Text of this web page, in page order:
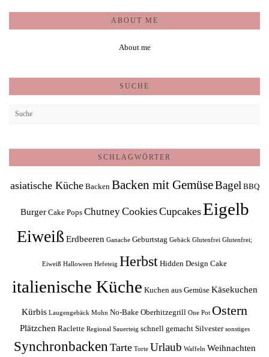
ABOUT ME
About me
SUCHE
SCHLAGWÖRTER
asiatische Küche Backen Backen mit GemüseBagel BBQ
Burger Cake Pops ChutneyCookiesCupcakesEigelb
Eiweiß Erdbeeren Ganache Geburtstag Gebäck Glutenfrei Glutenfrei;
Eiweiß Halloween Hefeteig Herbst Hidden Design Cake
italienische Küche Kuchen aus Gemüse Käsekuchen
Kürbis Laugengebäck Mohn No-Bake Oberhitzegrill One Pot Ostern
Plätzchen Raclette Regional Sauerteig schnell gemacht Silvester sonstiges
Synchronbacken Tarte Torte Urlaub Waffeln Weihnachten